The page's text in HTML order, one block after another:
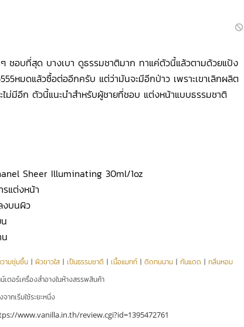
ชอบที่สุด บางเบา ดูธรรมชาติมาก ทาแค่ตัวนี้แล้วตามด้วยแป้ง
หมดแล้วซื้อต่ออีกครับ แต่ว่ามันจะมีอีกป่าว เพราะเขาเลิกผลิต
ไม่มีอีก ตัวนี้แนะนำสำหรับผู้ชายที่ชอบ แต่งหน้าแบบธรรมชาติ
Sheer Illuminating 30ml/1oz
แต่งหน้า
งบนผิว
วามชุ่มชื้น | ผิวขาวใส | เป็นธรรมชาติ | เนื้อแมทท์ | ติดทนนาน | กันแดด | กลิ่นหอม
น์เตอร์เครื่องสำอางในห้างสรรพสินค้า
จากเริ่มใช้ระยะหนึ่ง
www.vanilla.in.th/review.cgi?id=1395472761